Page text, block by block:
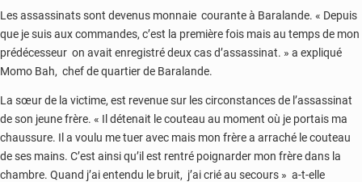
Les assassinats sont devenus monnaie courante à Baralande. « Depuis
que je suis aux commandes, c’est la première fois mais au temps de mon
prédécesseur on avait enregistré deux cas d’assassinat. » a expliqué
Momo Bah, chef de quartier de Baralande.
La sœur de la victime, est revenue sur les circonstances de l’assassinat
de son jeune frère. « Il détenait le couteau au moment où je portais ma
chaussure. Il a voulu me tuer avec mais mon frère a arraché le couteau
de ses mains. C’est ainsi qu’il est rentré poignarder mon frère dans la
chambre. Quand j’ai entendu le bruit, j’ai crié au secours » a-t-elle